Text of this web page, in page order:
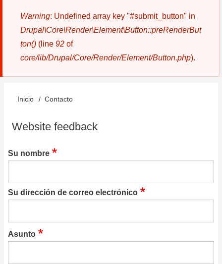
Warning: Undefined array key "#submit_button" in
Drupal\Core\Render\Element\Button::preRenderBut
ton() (line 92 of
core/lib/Drupal/Core/Render/Element/Button.php).
Sobrescribir
enlaces
ayuda
la
Inicio Contacto
Website feedback
Su nombre
Su dirección de correo electrónico
Asunto